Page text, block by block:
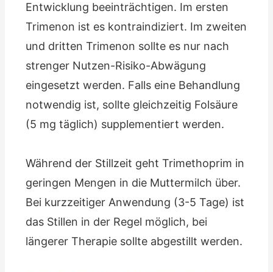
Entwicklung beeinträchtigen. Im ersten
Trimenon ist es kontraindiziert. Im zweiten
und dritten Trimenon sollte es nur nach
strenger Nutzen-Risiko-Abwägung
eingesetzt werden. Falls eine Behandlung
notwendig ist, sollte gleichzeitig Folsäure
(5 mg täglich) supplementiert werden.
Während der Stillzeit geht Trimethoprim in
geringen Mengen in die Muttermilch über.
Bei kurzzeitiger Anwendung (3-5 Tage) ist
das Stillen in der Regel möglich, bei
längerer Therapie sollte abgestillt werden.